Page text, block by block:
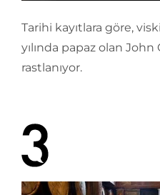
Tarihi kayıtlara göre,
yılında papaz olan
rastlanıyor.